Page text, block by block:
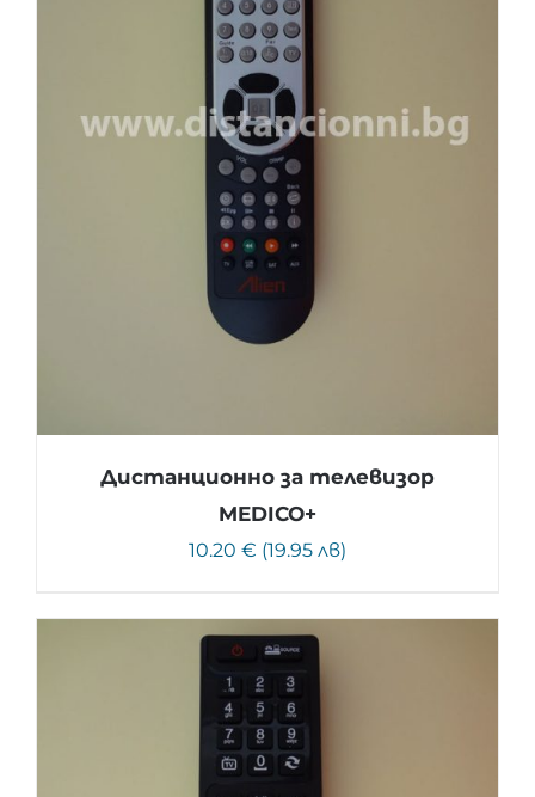
Дистанционно за телевизор
MEDICO+
10.20 € (19.95 лв)